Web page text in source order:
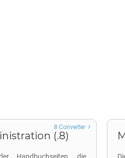
(.8)
8 Converter